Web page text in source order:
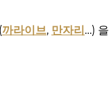
까라이브, 만자리…) 을